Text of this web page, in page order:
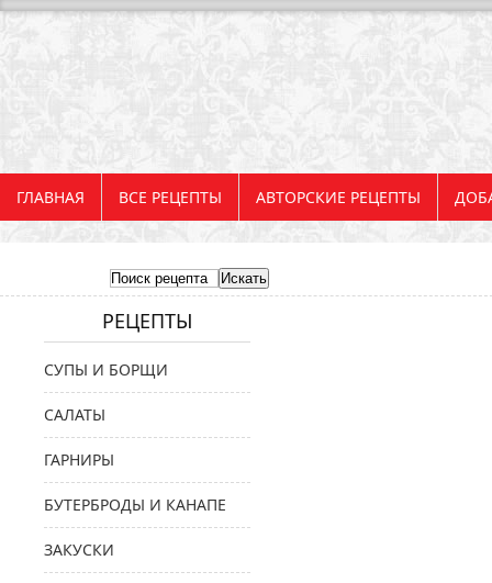
ГЛАВНАЯ ВСЕ РЕЦЕПТЫ АВТОРСКИЕ РЕЦЕПТЫ
РЕЦЕПТЫ
СУПЫ И БОРЩИ
САЛАТЫ
ГАРНИРЫ
БУТЕРБРОДЫ И КАНАПЕ
ЗАКУСКИ